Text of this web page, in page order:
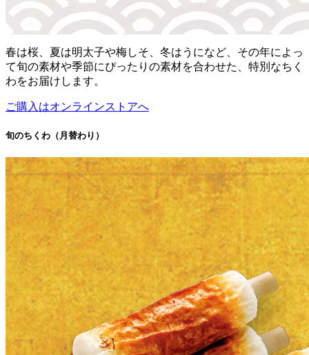
春は桜、夏は明太子や梅しそ、冬はうになど、その年によっ
て旬の素材や季節にぴったりの素材を合わせた、特別なちく
わをお届けします。
ご購入はオンラインストアへ
旬のちくわ（月替わり）